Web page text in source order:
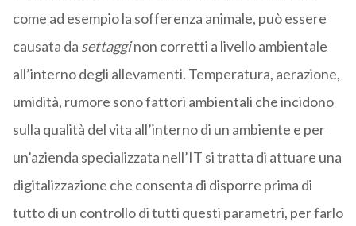
come ad esempio la sofferenza animale, può essere
causata da settagginon corretti a livello ambientale
all’interno degli allevamenti. Temperatura, aerazione,
umidità, rumore sono fattori ambientali che incidono
sulla qualità del vita all’interno di un ambiente e per
un’azienda specializzata nell’IT si tratta di attuare una
digitalizzazione che consenta di disporre prima di
tutto di un controllo di tutti questi parametri, per farlo